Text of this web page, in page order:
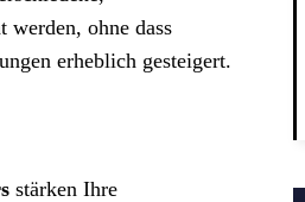
werden, ohne dass
erheblich gesteigert.
stärken Ihre